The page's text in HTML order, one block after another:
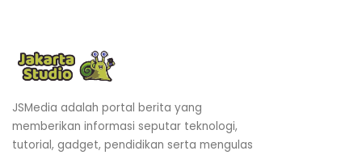
JSMedia adalah portal berita yang
memberikan informasi seputar teknologi,
tutorial, gadget, pendidikan serta mengulas